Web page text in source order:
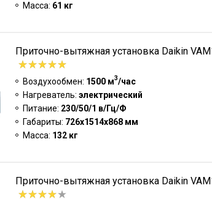
Масса: 61 кг
Приточно-вытяжная установка Daikin
Воздухообмен: 1500 м3/час
Нагреватель: электрический
Питание: 230/50/1 в/Гц/Ф
Габариты: 726x1514x868 мм
Масса: 132 кг
Приточно-вытяжная установка Daikin